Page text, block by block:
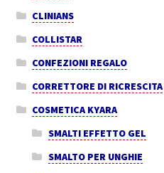
CLINIANS
COLLISTAR
CONFEZIONI REGALO
CORRETTORE DI RICRESCITA
COSMETICA KYARA
SMALTI EFFETTO GEL
SMALTO PER UNGHIE